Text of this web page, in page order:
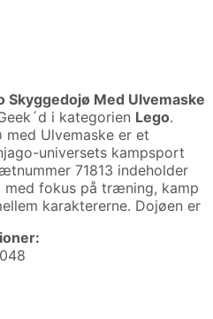
Skyggedojø Med Ulvemaske
i kategorien Lego.
med Ulvemaske er et
universets kampsport
71813 indeholder
fokus på træning, kamp
karaktererne. Dojøen er